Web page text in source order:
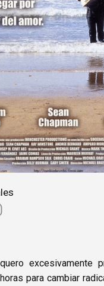
excesivamente
para cambiar